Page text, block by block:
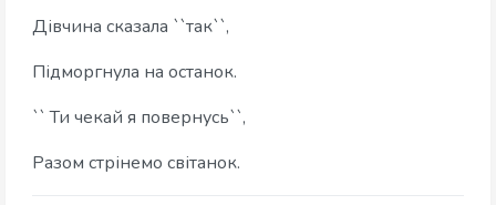
Дівчина сказала ``так``,
Підморгнула на останок.
`` Ти чекай я повернусь``,
Разом стрінемо світанок.